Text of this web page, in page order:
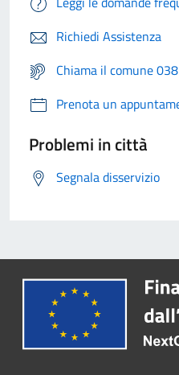
Richiedi Assistenza
Chiama il comune
Prenota un
Problemi in città
Segnala disservizio